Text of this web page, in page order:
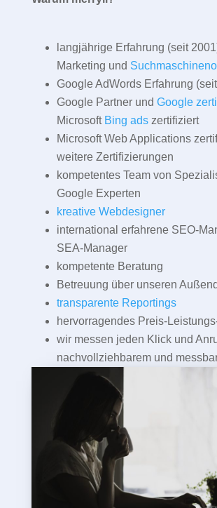
langjährige Erfahrung (seit
Marketing und
Google AdWords Erfahrung
Google Partner und Google
Microsoft Bing adszertifiziert
Microsoft Web Applications
weitere Zertifizierungen
kompetentes Team von
Google Experten
kreative Webdesigner
international erfahrene SEO-
SEA-Manager
kompetente Beratung
Betreuung über unseren
transparente Reportings
hervorragendes Preis-
wir messen jeden Klick und
nachvollziehbarem und